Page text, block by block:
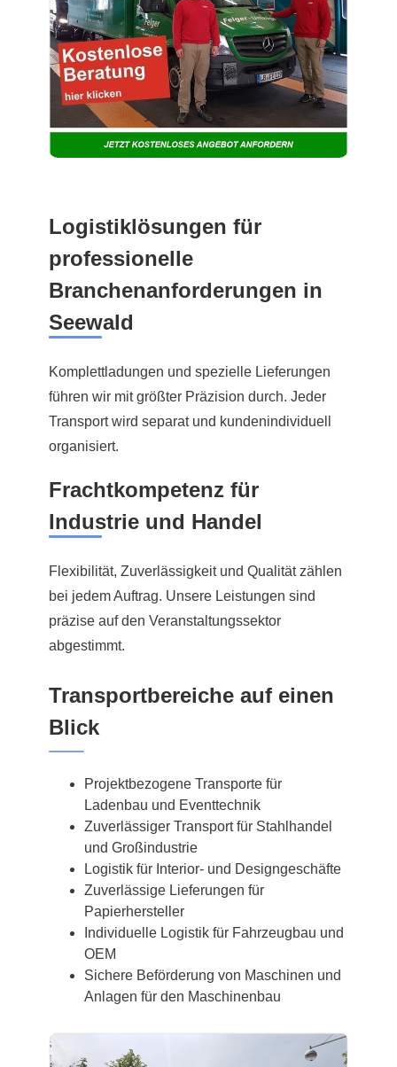
Logistiklösungen für
professionelle
Branchenanforderungen in
Seewald
Komplettladungen und spezielle Lieferungen
führen wir mit größter Präzision durch. Jeder
Transport wird separat und kundenindividuell
organisiert.
Frachtkompetenz für
Industrie und Handel
Flexibilität, Zuverlässigkeit und Qualität zählen
bei jedem Auftrag. Unsere Leistungen sind
präzise auf den Veranstaltungssektor
abgestimmt.
Transportbereiche auf einen
Blick
Projektbezogene Transporte für
Ladenbau und Eventtechnik
Zuverlässiger Transport für Stahlhandel
und Großindustrie
Logistik für Interior- und Designgeschäfte
Zuverlässige Lieferungen für
Papierhersteller
Individuelle Logistik für Fahrzeugbau und
OEM
Sichere Beförderung von Maschinen und
Anlagen für den Maschinenbau